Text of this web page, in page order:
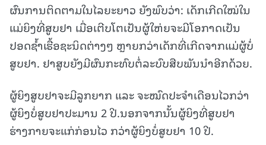
ຜົນການຕິດຕາມໃນໄລຍະຍາວ ຍັງພົບວ່າ: ເດັກເກີດໃໝ່ໃນ
ແມ່ຍິງທີ່ສູບຢາ ເມື່ອເຕີບໂຕເປັນຜູ້ໃຫ່ຍຈະມີໂອກາດເປັນ
ປອດຊໍ້າເຮື້ອຊະນິດຕ່າງໆ ຫຼາຍກວ່າເດັກທີ່ເກີດຈາກແມ່ຜູ້ບໍ່
ສູບຢາ. ຢາສູບຍັງມີຜົນກະທົບຕໍ່ລະບົບສືບພັນນໍາອີກດ້ວຍ.
ຜູ້ຍິງສູບຢາຈະມີລູກຍາກ ແລະ ຈະໝົດປະຈໍາເດືອນໄວກວ່າ
ຜູ້ຍິງບໍ່ສູບຢາປະມານ 2 ປີ.ນອກຈາກນັ້ນຜູ້ຍິງທີ່ສູບຢາ
ຮ່າງກາຍຈະແກ່ກ່ອນໄວ ກວ່າຜູ້ຍິງບໍ່ສູບຢາ 10 ປີ.